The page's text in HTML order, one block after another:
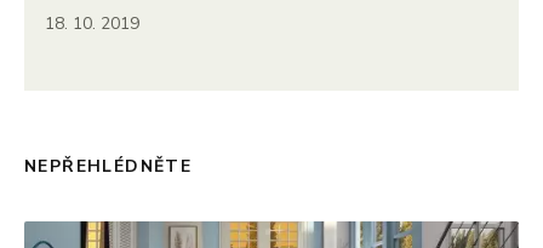
18. 10. 2019
NEPŘEHLÉDNĚTE